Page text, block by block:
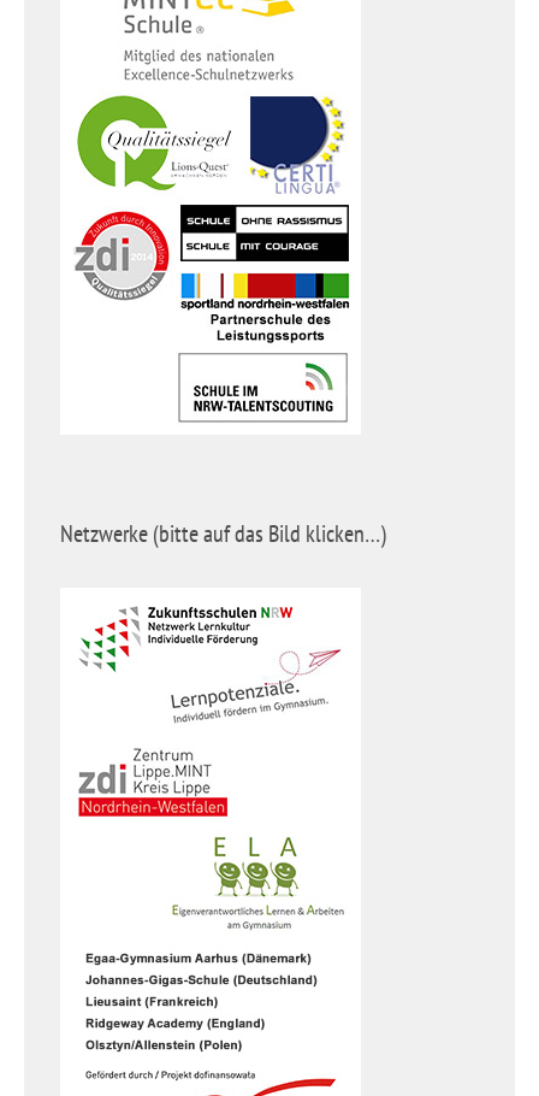
Netzwerke (bitte auf das Bild klicken…)